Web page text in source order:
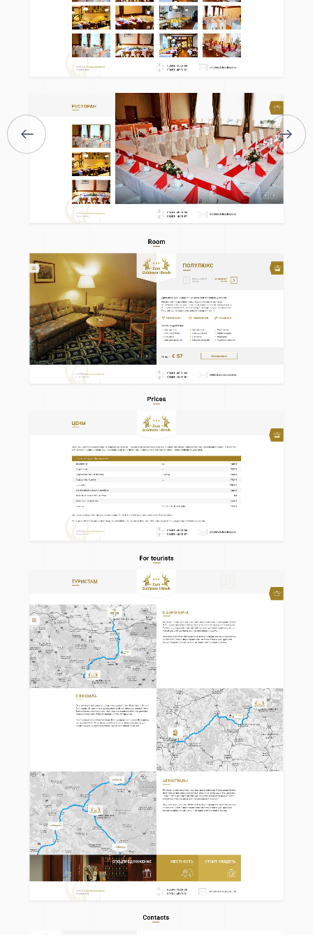
ГЛАВНАЯ
О НАС
УСЛУГИ
ПОРТФОЛИО
БРИФЫ
КАРЬЕРА
БЛОГ
КОНТАКТЫ